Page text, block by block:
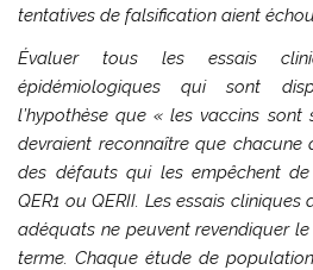
tentatives de falsification aient
Évaluer tous les essais
épidémiologiques qui sont
l’hypothèse que « les vaccins sont
devraient reconnaître que chacune
des défauts qui les empêchent
QER1 ou QERII. Les essais
adéquats ne peuvent revendiquer
terme. Chaque étude de